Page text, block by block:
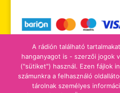
tájékoztatók
A rádión található
hanganyagot is - szerzői jogok
("sütiket") használ. Ezen fájlok
számunkra a felhasználó
tárolnak személyes